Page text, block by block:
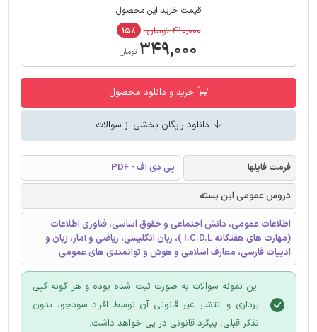
قیمت خرید این محصول
۴۱۰,۰۰۰ تومان ۱۵٪
۳۴۹,۰۰۰ تومان
خرید و دانلود محصول
دانلود رایگان بخشی از سوالات
فرمت فایلها
پی دی اف - PDF
دروس عمومی این بسته
اطلاعات عمومی، دانش اجتماعی و حقوق اساسی، فناوری اطلاعات
(مهارت های هفتگانه I.C.D.L )، زبان انگلیسی، ریاضی و آمار، زبان و
ادبیات فارسی، معارف اسلامی و هوش و توانمندی های عمومی
این نمونه سوالات به صورت ثبت شده بوده و هر گونه کپی
برداری و انتشار غیر قانونی آن توسط افراد سودجو، بدون
تذکر قبلی، پیگرد قانونی در پی خواهد داشت.